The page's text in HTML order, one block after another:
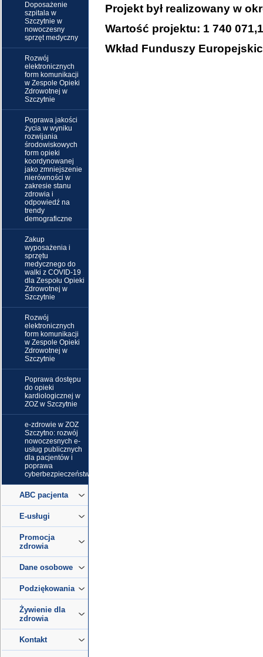
Doposażenie
szpitala w
Szczytnie w
nowoczesny
sprzęt medyczny
Rozwój
elektronicznych
form komunikacji
w Zespole Opieki
Zdrowotnej w
Szczytnie
Poprawa jakości
życia w wyniku
rozwijania
środowiskowych
form opieki
koordynowanej
jako zmniejszenie
nierówności w
zakresie stanu
zdrowia i
odpowiedź na
trendy
demograficzne
Zakup
wyposażenia i
sprzętu
medycznego do
walki z COVID-19
dla Zespołu Opieki
Zdrowotnej w
Szczytnie
Rozwój
elektronicznych
form komunikacji
w Zespole Opieki
Zdrowotnej w
Szczytnie
Poprawa dostępu
do opieki
kardiologicznej w
ZOZ w Szczytnie
e-zdrowie w ZOZ
Szczytno: rozwój
nowoczesnych e-
usług publicznych
dla pacjentów i
poprawa
cyberbezpieczeństwa
ABC pacjenta
E-usługi
Promocja
zdrowia
Dane osobowe
Podziękowania
Żywienie dla
zdrowia
Kontakt
Projekt był realizowany w
Wartość projektu: 1 740
Wkład Funduszy